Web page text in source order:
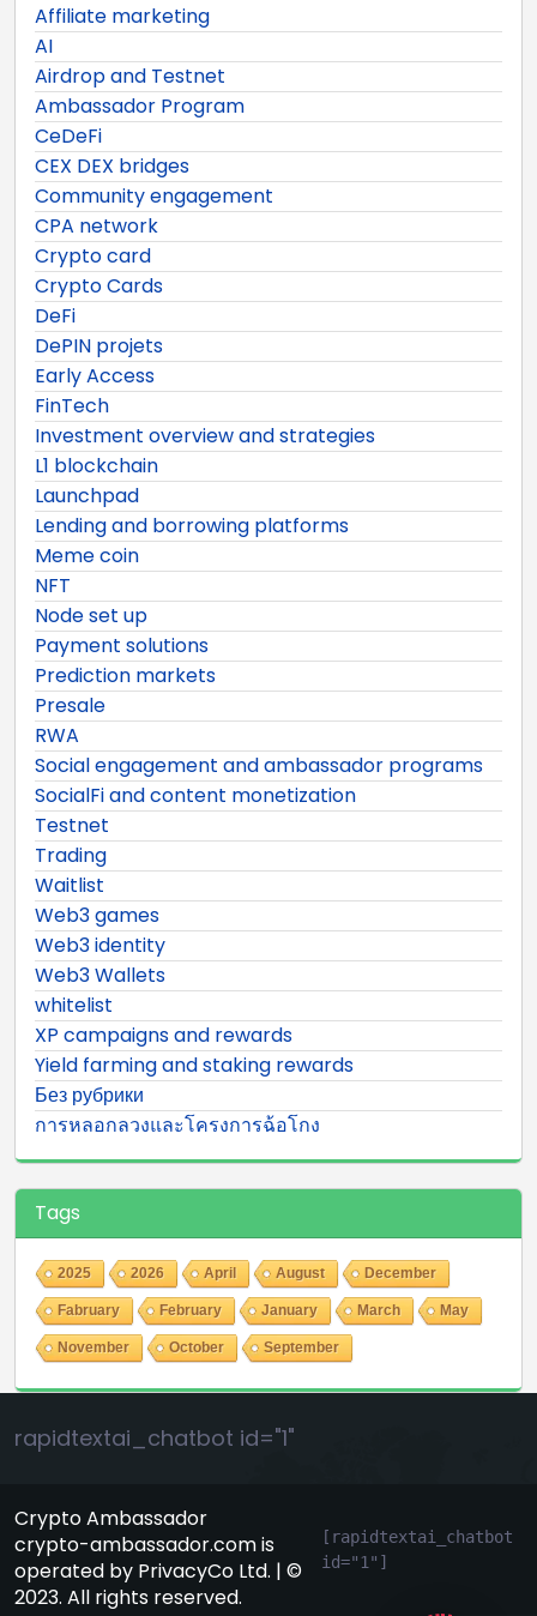
Affiliate marketing
AI
Airdrop and Testnet
Ambassador Program
CeDeFi
CEX DEX bridges
Community engagement
CPA network
Crypto card
Crypto Cards
DeFi
DePIN projets
Early Access
FinTech
Investment overview and strategies
L1 blockchain
Launchpad
Lending and borrowing platforms
Meme coin
NFT
Node set up
Payment solutions
Prediction markets
Presale
RWA
Social engagement and ambassador programs
SocialFi and content monetization
Testnet
Trading
Waitlist
Web3 games
Web3 identity
Web3 Wallets
whitelist
XP campaigns and rewards
Yield farming and staking rewards
Без рубрики
การหลอกลวงและโครงการฉ้อโกง
Tags
2025 2026 April August December
Fabruary February January March May
November October September
rapidtextai_chatbot id="1"
Crypto Ambassador
crypto-ambassador.com is
operated by PrivacyCo Ltd. | ©
2023. All rights reserved.
[rapidtextai_chatbot
id="1"]
GeekyBot